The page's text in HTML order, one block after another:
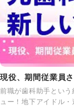
現役、期間従業員
前職が歯科助手とい
ュー！地下アイドル